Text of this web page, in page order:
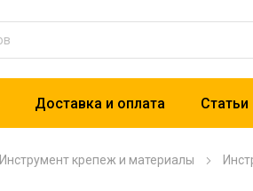
Доставка и оплата Статьи
Инструмент крепеж и материалы